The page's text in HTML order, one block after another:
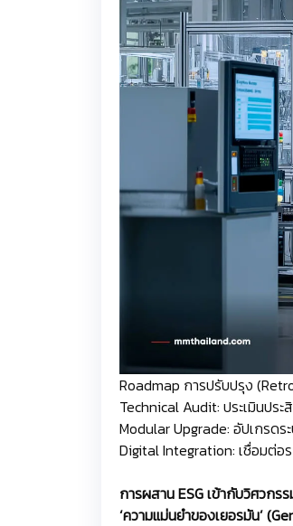
Roadmap การปรับปรุง
Technical Audit: ประเมินปร
Modular Upgrade: อัปเกรด
Digital Integration: เชื่อมต่อ
การผสาน ESG เข้ากับวิศวกร
‘ความแม่นยำของเยอรมัน’